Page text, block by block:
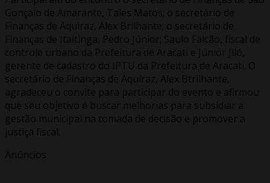
Gonçalo de Amarante, Tales Matos; o secretário de
Finanças de Aquiraz, Alex Brilhante; o secretário de
Finanças de Itaitinga, Pedro Júnior; Saulo Falcão, fiscal de
controle urbano da Prefeitura de Aracati e Júnior Jiló,
gerente de cadastro do IPTU da Prefeitura de Aracati. O
secretário de Finanças de Aquiraz, Alex Btrilhante,
agradeceu o convite para participar do evento e afirmou
que seu objetivo é buscar melhorias para subsidiar a
gestão municipal na tomada de decisão e promover a
justiça fiscal.
Anúncios